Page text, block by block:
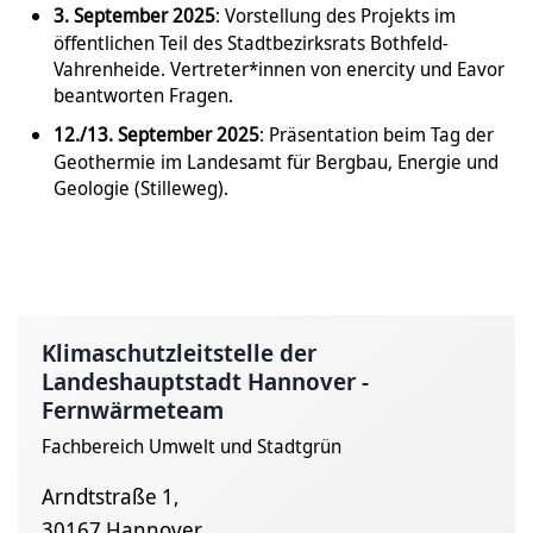
3. September 2025: Vorstellung des Projekts im
öffentlichen Teil des Stadtbezirksrats Bothfeld-
Vahrenheide. Vertreter*innen von enercity und Eavor
beantworten Fragen.
12./13. September 2025: Präsentation beim Tag der
Geothermie im Landesamt für Bergbau, Energie und
Geologie (Stilleweg).
Klimaschutzleitstelle der
Landeshauptstadt Hannover -
Fernwärmeteam
Fachbereich Umwelt und Stadtgrün
Arndtstraße 1,